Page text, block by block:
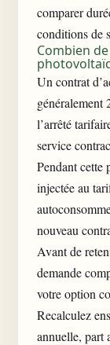
comparer
conditions de
Combien
Un contrat
généralement
l’arrêté
service
Pendant cette
injectée au
nouveau
Avant de
demande
votre option
Recalculez
annuelle, part